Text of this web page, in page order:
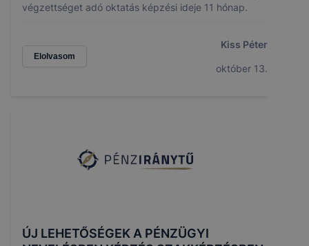
végzettséget adó oktatás képzési ideje 11 hónap.
Elolvasom
Kiss Péter
október 13.
ÚJ LEHETŐSÉGEK A PÉNZÜGYI